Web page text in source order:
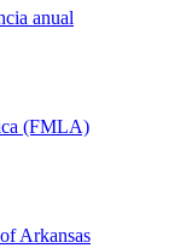
anual
(FMLA)
Arkansas